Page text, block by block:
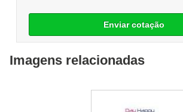
Enviar cotação
Imagens relacionadas